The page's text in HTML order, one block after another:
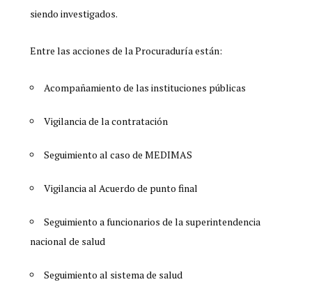
siendo investigados.
Entre las acciones de la Procuraduría están:
Acompañamiento de las instituciones públicas
Vigilancia de la contratación
Seguimiento al caso de MEDIMAS
Vigilancia al Acuerdo de punto final
Seguimiento a funcionarios de la superintendencia
nacional de salud
Seguimiento al sistema de salud